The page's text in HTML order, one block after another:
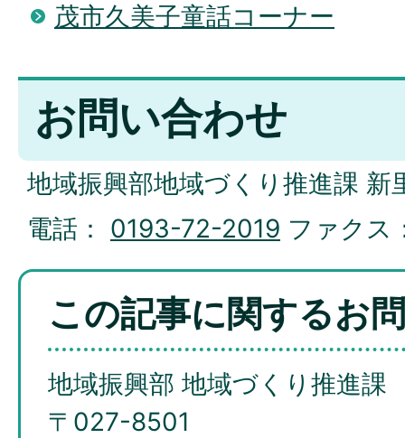
茂市久美子童話コーナー
お問い合わせ
地域振興部地域づくり推進課 新
電話： 0193-72-2019 ファクス
この記事に関するお
地域振興部 地域づくり推進課
〒027-8501